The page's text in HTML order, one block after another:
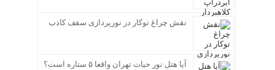
نقش چراغ توکار در نورپردازی سقف کاذب
آیا هتل نور حیات تهران واقعا ۵ ستاره است؟